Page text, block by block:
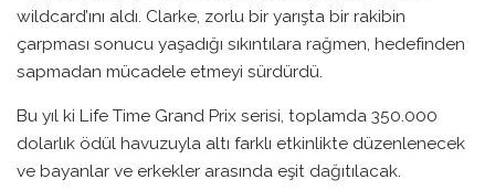
wildcard’ını aldı. Clarke, zorlu bir yarışta bir rakibin
çarpması sonucu yaşadığı sıkıntılara rağmen, hedefinden
sapmadan mücadele etmeyi sürdürdü.
Bu yıl ki Life Time Grand Prix serisi, toplamda 350.000
dolarlık ödül havuzuyla altı farklı etkinlikte düzenlenecek
ve bayanlar ve erkekler arasında eşit dağıtılacak.